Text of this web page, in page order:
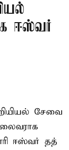
ஈஸ்வர்
சேவை
ஈஸ்வர் தத்